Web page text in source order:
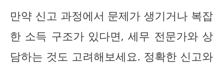
만약 신고 과정에서 문제가 생기거나 복잡
한 소득 구조가 있다면, 세무 전문가와 상
담하는 것도 고려해보세요. 정확한 신고와